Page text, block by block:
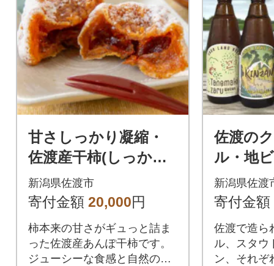
甘さしっかり凝縮・
佐渡産干柿(しっかり
タイプ)8パックセッ
ト
新潟県佐渡市
寄付金額 20,000円
柿本来の甘さがギュっと詰ま
った佐渡産あんぽ干柿です。
ジューシーな食感と自然の甘
佐渡の
ル・地
種類!飲
クッチ
新潟県佐渡
寄付金額
佐渡で造ら
ル、スタウ
ン、それぞ